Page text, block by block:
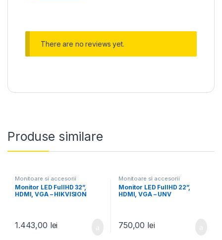
There are no reviews yet.
Produse similare
Monitoare si accesorii
Monitor LED FullHD 32”,
HDMI, VGA – HIKVISION
1.443,00 lei
Monitoare si accesorii
Monitor LED FullHD 22”,
HDMI, VGA – UNV
750,00 lei